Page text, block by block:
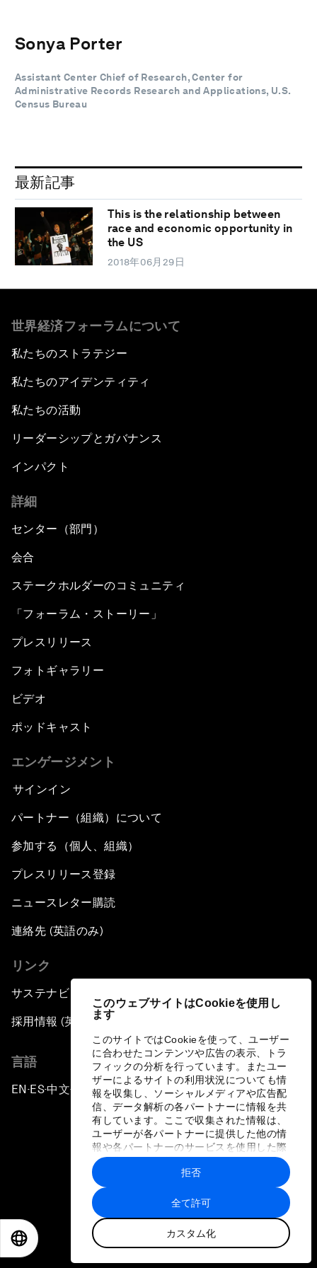
このウェブサイトはCookieを使用し
ます
このサイトではCookieを使って、ユーザー
に合わせたコンテンツや広告の表示、トラ
フィックの分析を行っています。またユー
ザーによるサイトの利用状況についても情
報を収集し、ソーシャルメディアや広告配
信、データ解析の各パートナーに情報を共
有しています。ここで収集された情報は、
ユーザーが各パートナーに提供した他の情
報や各パートナーのサービスを使用した際
に収集された情報と組み合わされ、各パー
トナーによって使用されることがありま
す。
全て許可
カスタム化
拒否
Sonya Porter
Assistant Center Chief of Research, Center for
Administrative Records Research and Applications, U.S.
Census Bureau
最新記事
This is the relationship between
race and economic opportunity in
the US
2018年06月29日
世界経済フォーラムについて
私たちのストラテジー
私たちのアイデンティティ
私たちの活動
リーダーシップとガバナンス
インパクト
詳細
センター（部門）
会合
ステークホルダーのコミュニティ
「フォーラム・ストーリー」
プレスリリース
フォトギャラリー
ビデオ
ポッドキャスト
エンゲージメント
サインイン
パートナー（組織）について
参加する（個人、組織）
プレスリリース登録
ニュースレター購読
連絡先 (英語のみ)
リンク
サステナビリティへの取り組み
採用情報 (英語のみ)
言語
EN ▪ ES▪中文▪ 日本語
プライバシーポリシーと利用規約
サイトマップ
©
世界経済フォーラム